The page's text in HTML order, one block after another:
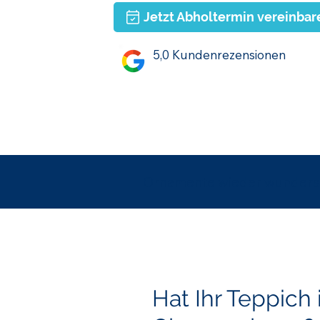
Jetzt Abholtermin
5,0 Kundenrezensionen
Hat Ihr